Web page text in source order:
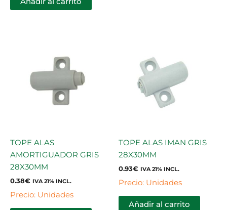
TOPE ALAS
AMORTIGUADOR GRIS
28X30MM
0.38€ IVA 21% INCL.
Precio: Unidades
TOPE ALAS IMAN GRIS
28X30MM
0.93€ IVA 21% INCL.
Precio: Unidades
Añadir al carrito